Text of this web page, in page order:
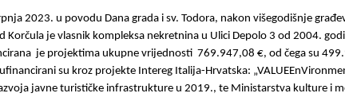
2023. u povodu Dana grada i sv. Todora, nakon višegodišnje
Korčula je vlasnik kompleksa nekretnina u Ulici Depolo 3 od 2004.
je projektima ukupne vrijednosti  769.947,08 €, od čega su
su kroz projekte Intereg Italija-Hrvatska:
javne turističke infrastrukture u 2019., te Ministarstva kulture i